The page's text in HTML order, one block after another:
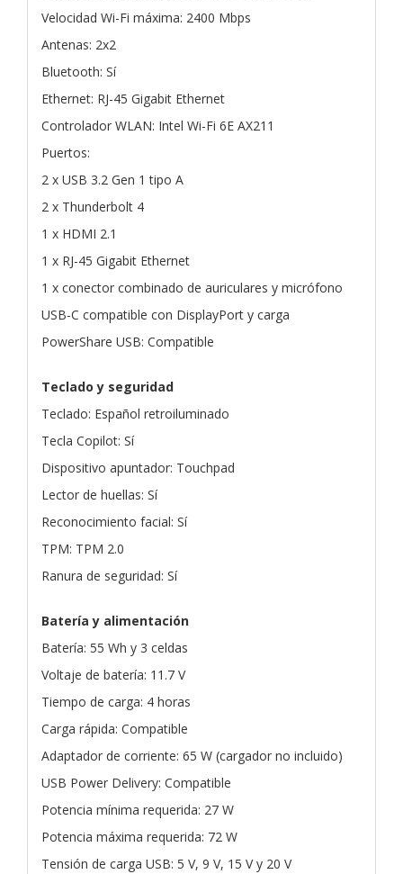
Velocidad Wi-Fi máxima: 2400 Mbps
Antenas: 2x2
Bluetooth: Sí
Ethernet: RJ-45 Gigabit Ethernet
Controlador WLAN: Intel Wi-Fi 6E AX211
Puertos:
2 x USB 3.2 Gen 1 tipo A
2 x Thunderbolt 4
1 x HDMI 2.1
1 x RJ-45 Gigabit Ethernet
1 x conector combinado de auriculares y micrófono
USB-C compatible con DisplayPort y carga
PowerShare USB: Compatible
Teclado y seguridad
Teclado: Español retroiluminado
Tecla Copilot: Sí
Dispositivo apuntador: Touchpad
Lector de huellas: Sí
Reconocimiento facial: Sí
TPM: TPM 2.0
Ranura de seguridad: Sí
Batería y alimentación
Batería: 55 Wh y 3 celdas
Voltaje de batería: 11.7 V
Tiempo de carga: 4 horas
Carga rápida: Compatible
Adaptador de corriente: 65 W (cargador no incluido)
USB Power Delivery: Compatible
Potencia mínima requerida: 27 W
Potencia máxima requerida: 72 W
Tensión de carga USB: 5 V, 9 V, 15 V y 20 V